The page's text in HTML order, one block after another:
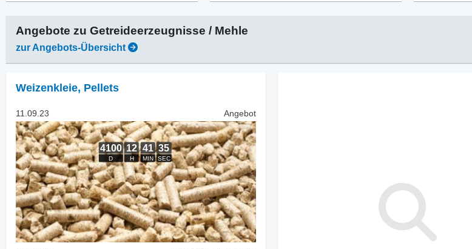
Angebote zu Getreideerzeugnisse / Mehle
zur Angebots-Übersicht
Weizenkleie, Pellets
11.09.23 Angebot